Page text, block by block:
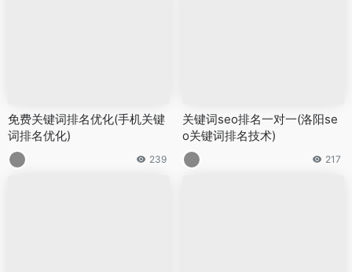
免费关键词排名优化(手机关键
词排名优化)
239
关键词seo排名一对一(洛阳se
o关键词排名技术)
217